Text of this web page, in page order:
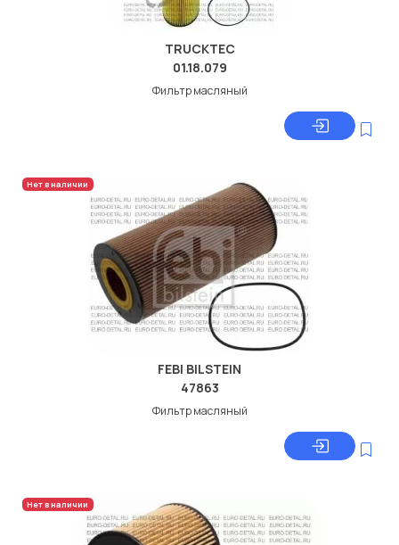
TRUCKTEC
01.18.079
Фильтр масляный
Нет в наличии
FEBI BILSTEIN
47863
Фильтр масляный
Нет в наличии